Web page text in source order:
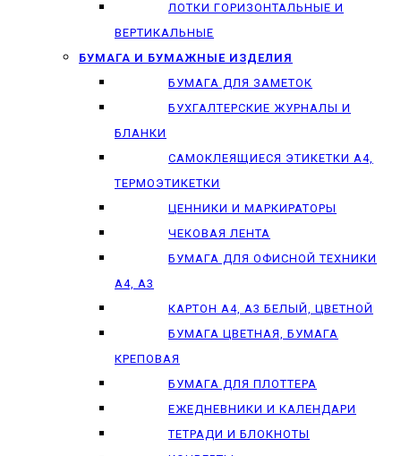
ЛОТКИ ГОРИЗОНТАЛЬНЫЕ И
ВЕРТИКАЛЬНЫЕ
БУМАГА И БУМАЖНЫЕ ИЗДЕЛИЯ
БУМАГА ДЛЯ ЗАМЕТОК
БУХГАЛТЕРСКИЕ ЖУРНАЛЫ И
БЛАНКИ
САМОКЛЕЯЩИЕСЯ ЭТИКЕТКИ А4,
ТЕРМОЭТИКЕТКИ
ЦЕННИКИ И МАРКИРАТОРЫ
ЧЕКОВАЯ ЛЕНТА
БУМАГА ДЛЯ ОФИСНОЙ ТЕХНИКИ
А4, А3
КАРТОН А4, А3 БЕЛЫЙ, ЦВЕТНОЙ
БУМАГА ЦВЕТНАЯ, БУМАГА
КРЕПОВАЯ
БУМАГА ДЛЯ ПЛОТТЕРА
ЕЖЕДНЕВНИКИ И КАЛЕНДАРИ
ТЕТРАДИ И БЛОКНОТЫ